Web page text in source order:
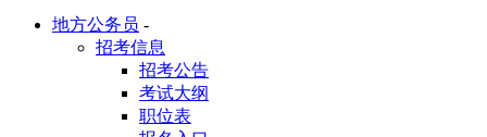
地方公务员 -
招考信息
招考公告
考试大纲
职位表